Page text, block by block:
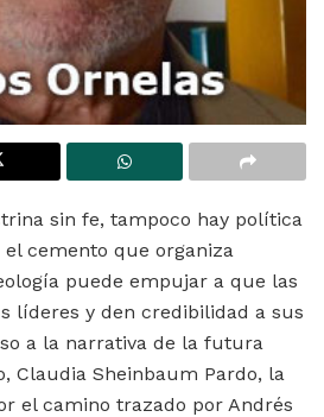
sin fe, tampoco hay política
el cemento que organiza
puede empujar a que las
líderes y den credibilidad a sus
a la narrativa de la futura
Claudia Sheinbaum Pardo, la
el camino trazado por Andrés